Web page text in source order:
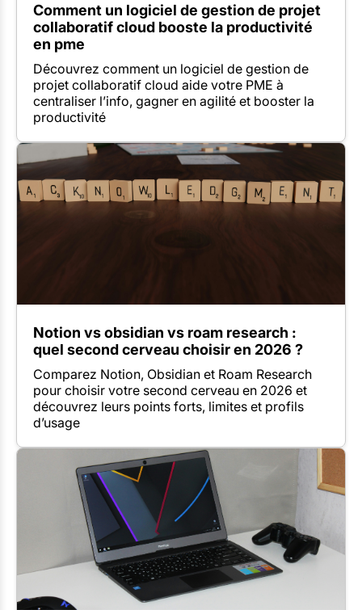
Comment un logiciel de gestion de projet
collaboratif cloud booste la productivité
en pme
Découvrez comment un logiciel de gestion de
projet collaboratif cloud aide votre PME à
centraliser l’info, gagner en agilité et booster la
productivité
Notion vs obsidian vs roam research :
quel second cerveau choisir en 2026 ?
Comparez Notion, Obsidian et Roam Research
pour choisir votre second cerveau en 2026 et
découvrez leurs points forts, limites et profils
d’usage